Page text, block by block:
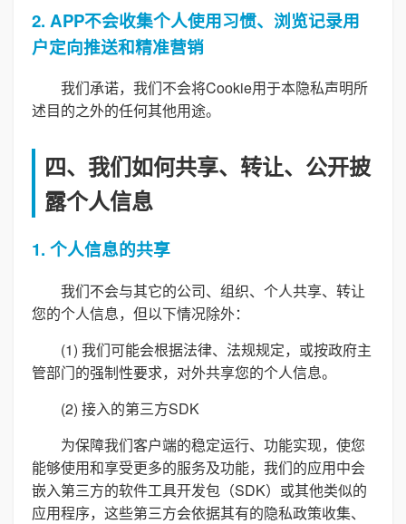
2. APP不会收集个人使用习惯、浏览记录用
户定向推送和精准营销
我们承诺，我们不会将Cookie用于本隐私声明所
述目的之外的任何其他用途。
四、我们如何共享、转让、公开披
露个人信息
1. 个人信息的共享
我们不会与其它的公司、组织、个人共享、转让
您的个人信息，但以下情况除外：
(1) 我们可能会根据法律、法规规定，或按政府主
管部门的强制性要求，对外共享您的个人信息。
(2) 接入的第三方SDK
为保障我们客户端的稳定运行、功能实现，使您
能够使用和享受更多的服务及功能，我们的应用中会
嵌入第三方的软件工具开发包（SDK）或其他类似的
应用程序，这些第三方会依据其有的隐私政策收集、